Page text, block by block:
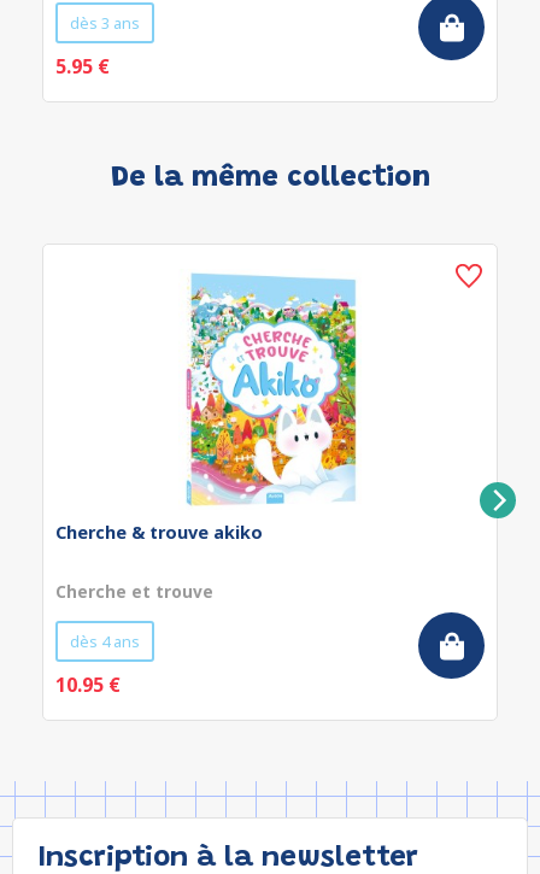
dès 3 ans
5.95 €
De la même collection
Cherche & trouve akiko
Cherche et trouve
dès 4 ans
10.95 €
Inscription à la newsletter